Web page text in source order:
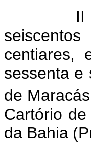
II -
centiares,
sessenta e
de
Cartório
da Bahia